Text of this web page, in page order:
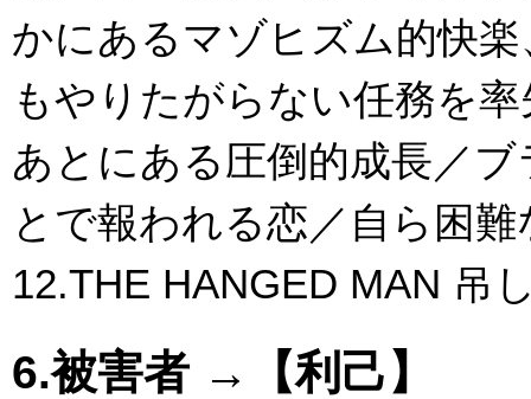
かにあるマゾヒズム的快
もやりたがらない任務を
あとにある圧倒的成長／
とで報われる恋／自ら困
12.THE HANGED MAN 吊
6.被害者 →【利己】